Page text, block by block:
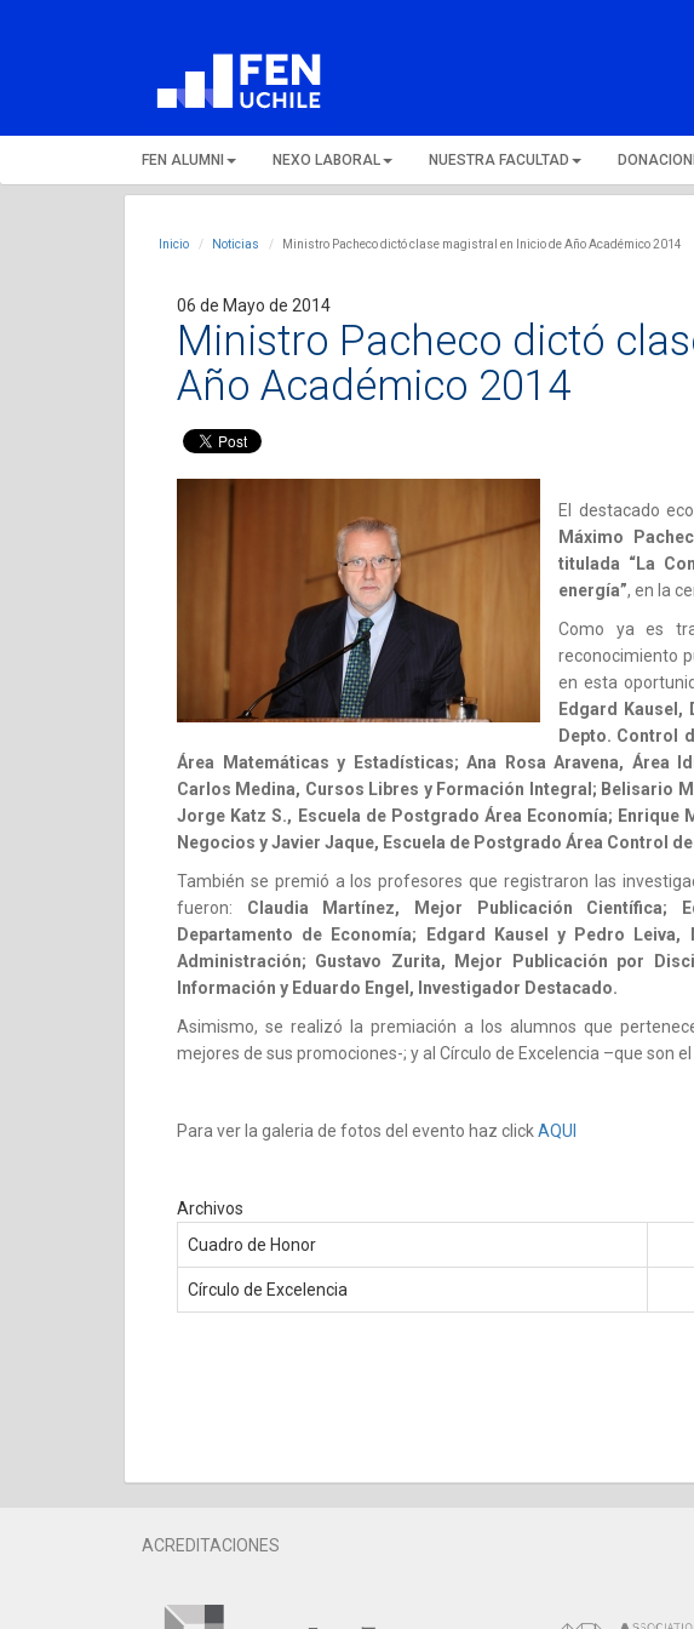
FEN ALUMNI NEXO LABORAL NUESTRA FACULTAD
Inicio Noticias Ministro Pacheco dictó clase magistral en Inicio de Año Académico 2014
06 de Mayo de 2014
Ministro Pacheco dictó
Año Académico 2014
El destacado
Máximo
titulada “La
energía”, en la
Como ya es
reconocimiento
en esta
Edgard Kausel,
Depto. Control
Área Matemáticas y Estadísticas; Ana Rosa Aravena, Área
Carlos Medina, Cursos Libres y Formación Integral; Belisario
Jorge Katz S., Escuela de Postgrado Área Economía;
Negocios y Javier Jaque, Escuela de Postgrado Área Control
También se premió a los profesores que registraron las
fueron: Claudia Martínez, Mejor Publicación Científica;
Departamento de Economía; Edgard Kausel y Pedro
Administración; Gustavo Zurita, Mejor Publicación por
Información y Eduardo Engel, Investigador Destacado.
Asimismo, se realizó la premiación a los alumnos que
mejores de sus promociones-; y al Círculo de Excelencia –que son
Para ver la galeria de fotos del evento haz clickAQUI
Archivos
Cuadro de Honor
Círculo de Excelencia
ACREDITACIONES